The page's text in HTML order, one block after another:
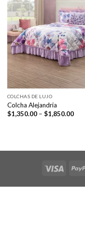
COLCHAS DE LUJO
Colcha Alejandria
$1,350.00 – $1,850.00Price